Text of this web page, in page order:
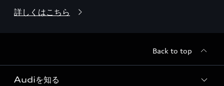
詳しくはこちら
Back to top
Audiを知る